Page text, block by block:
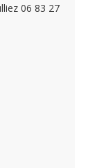
06 83 27